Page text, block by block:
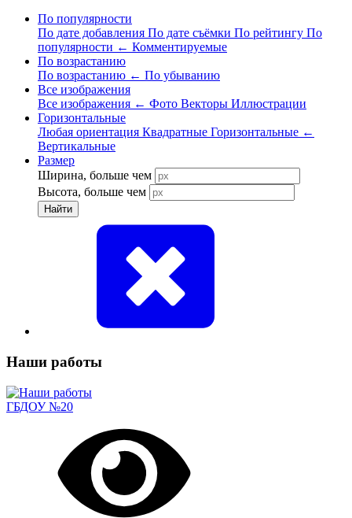
По популярности
По дате добавления По дате съёмки По рейтингу По
популярности ← Комментируемые
По возрастанию
По возрастанию ← По убыванию
Все изображения
Все изображения ← Фото Векторы Иллюстрации
Горизонтальные
Любая ориентация Квадратные Горизонтальные ←
Вертикальные
Размер
Ширина, больше чем
Высота, больше чем
Найти
Наши работы
ГБДОУ №20